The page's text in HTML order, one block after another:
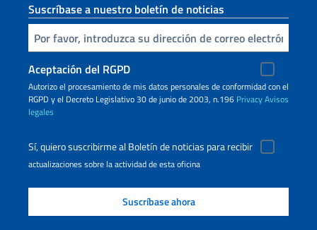
Suscríbase a nuestro boletín de noticias
Inserta tu correo electronico
Aceptación del RGPD
Autorizo ​​el procesamiento de mis datos personales de conformidad con el
RGPD y el Decreto Legislativo 30 de junio de 2003, n.196 PrivacyAvisos
legales
Sí, quiero suscribirme al Boletín de noticias para recibir
actualizaciones sobre la actividad de esta oficina